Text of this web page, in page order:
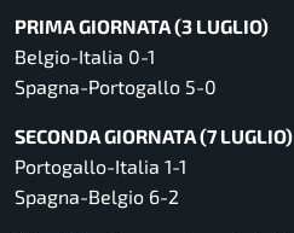
PRIMA GIORNATA (3 LUGLIO)
Belgio-Italia 0-1
Spagna-Portogallo 5-0
SECONDA GIORNATA (7 LUGLIO)
Portogallo-Italia 1-1
Spagna-Belgio 6-2